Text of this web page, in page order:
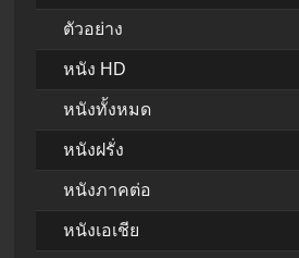
ตัวอย่าง
หนัง HD
หนังทั้งหมด
หนังฝรั่ง
หนังภาคต่อ
หนังเอเชีย